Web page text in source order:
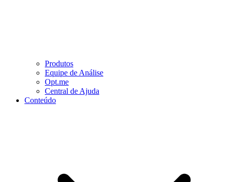
Produtos
Equipe de Análise
Opt.me
Central de Ajuda
Conteúdo